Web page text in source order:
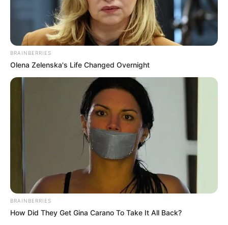
MANTÉNGASE EN ALERTA
Tenemos todas las noticias que le
favor, active las notificaciones de Alerta.
ACTIVAR AHORA
TEMAS DESTACADOS
CIERRES VIALES EN BUCARAMANGA
TRANSVERSAL DEL CARARE
FLORIDABLANCA
LLUVIAS EN SANTANDER
CIERRES VIALES EN SANTANDER
BRAINBERRIES
Olena Zelenska's Life Changed Overnight
BRAINBERRIES
How Did They Get Gina Carano To Take It All Back?